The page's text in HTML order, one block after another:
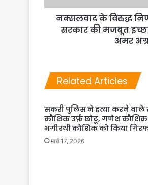
नक्सलवाद के विरुद्ध
सरकार की मजबूत
अमर
Related Articles
सकरी पुलिस ने हत्या करने वाले
कौशिक उर्फ़ छोटू, गणेश कौशिक
भगीरथी कौशिक को किया
मार्च 17, 2026